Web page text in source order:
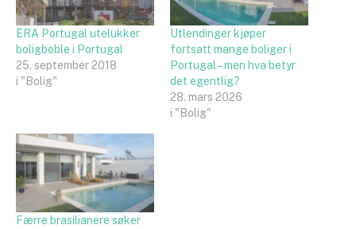
ERA Portugal utelukker
boligboble i Portugal
25. september 2018
i "Bolig"
Utlendinger kjøper
fortsatt mange boliger i
Portugal – men hva betyr
det egentlig?
28. mars 2026
i "Bolig"
Færre brasilianere søker